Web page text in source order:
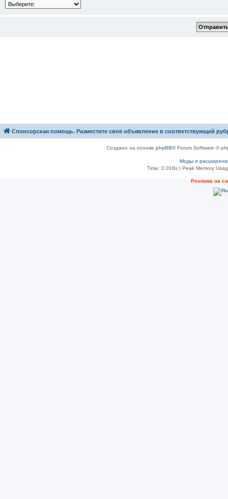
Спонсорская помощь. Разместите своё объявление в соответствующей
Создано на основе phpBB® Forum Software ©
Моды и
Time: 0.018s| Peak Memory
Рeклама на